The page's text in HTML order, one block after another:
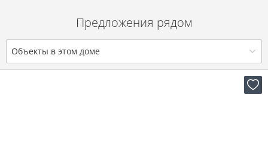
Предложения рядом
Объекты в этом доме